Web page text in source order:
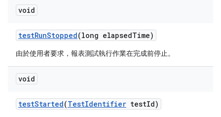
void
testRunStopped(long elapsedTime)
由於使用者要求，報表測試執行作業在完成前停止。
void
testStarted(TestIdentifier testId)